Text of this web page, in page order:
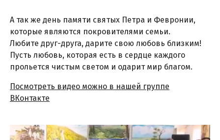
А так же день памяти святых Петра и Февронии,
которые являются покровителями семьи.
Любите друг-друга, дарите свою любовь близким!
Пусть любовь, которая есть в сердце каждого
прольется чистым светом и одарит мир благом.
Посмотреть видео можно в нашей группе
ВКонтакте